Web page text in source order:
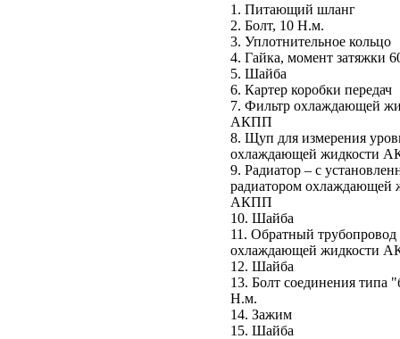
1. Питающий шланг
2. Болт, 10 Н.м.
3. Уплотнительное кольцо
4. Гайка, момент затяжки
5. Шайба
6. Картер коробки передач
7. Фильтр охлаждающей
АКПП
8. Щуп для измерения
охлаждающей жидкости
9. Радиатор – с
радиатором охлаждающей
АКПП
10. Шайба
11. Обратный трубопровод
охлаждающей жидкости
12. Шайба
13. Болт соединения типа
Н.м.
14. Зажим
15. Шайба